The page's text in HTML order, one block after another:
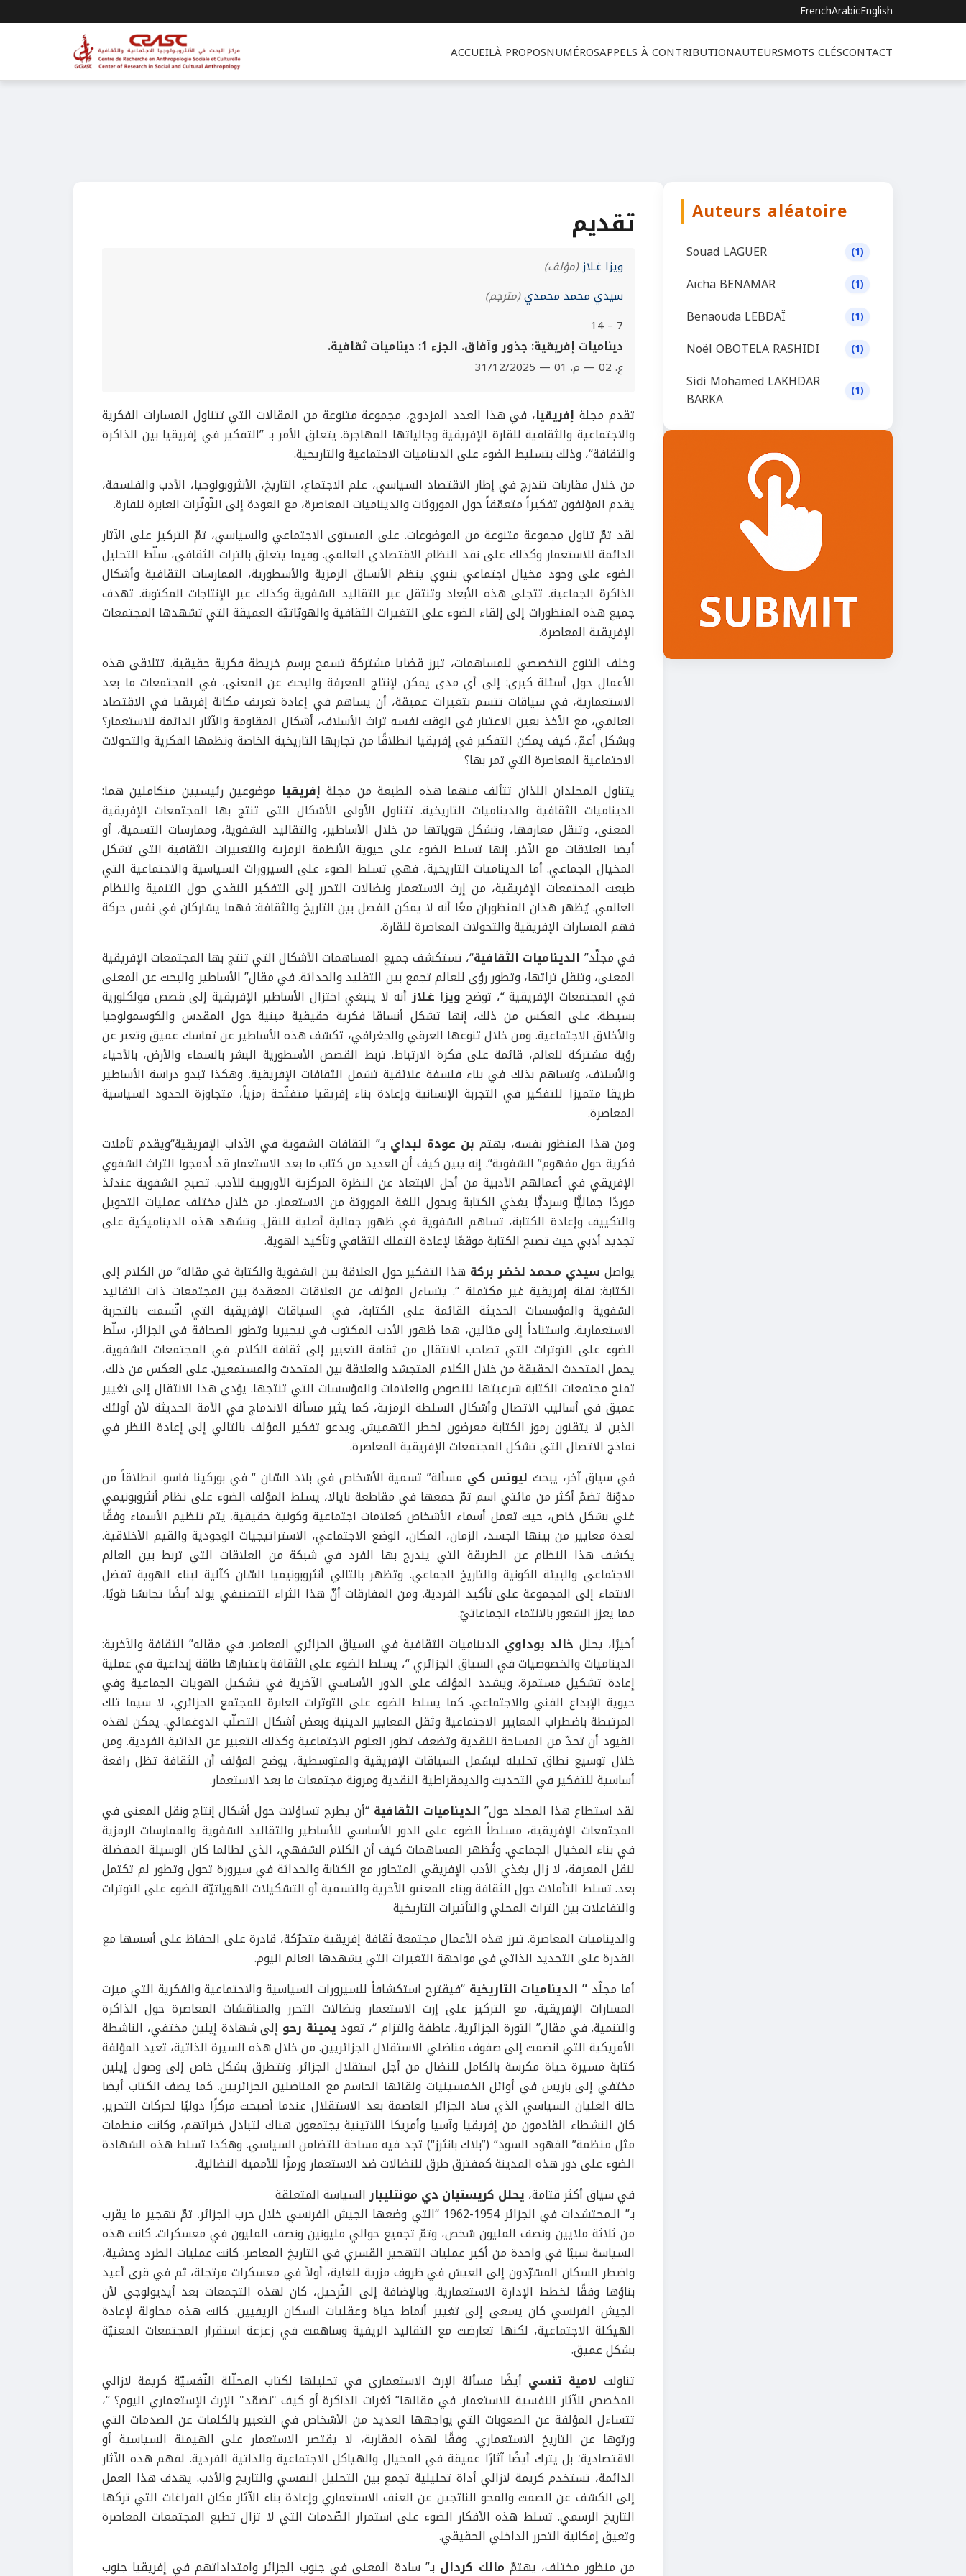
FrenchArabicEnglish
ACCUEILÀ PROPOSNUMÉROSAPPELS À CONTRIBUTIONAUTEURSMOTS CLÉSCONTACT
تقديم
ويزا غـلاز(مؤلف)
سيدي محمد محمدي(مترجم)
7 – 14
ديناميات إفريقية: جذور وآفاق. الجزء 1: ديناميات ثقافية.
ع. 02 — م. 01 — 31/12/2025
تقدم مجلة إفريقيا، في هذا العدد المزدوج، مجموعة متنوعة من المقالات التي تتناول المسارات الفكرية
والاجتماعية والثقافية للقارة الإفريقية وجالياتها المهاجرة. يتعلق الأمر بـ ”التفكير في إفريقيا بين الذاكرة
والثقافة“، وذلك بتسليط الضوء على الديناميات الاجتماعية والتاريخية.
من خلال مقاربات تندرج في إطار الاقتصاد السياسي، علم الاجتماع، التاريخ، الأنثروبولوجيا، الأدب والفلسفة،
يقدم المؤلفون تفكيراً متعمّقاً حول الموروثات والديناميات المعاصرة، مع العودة إلى التّوتّرات العابرة للقارة.
لقد تمّ تناول مجموعة متنوعة من الموضوعات. على المستوى الاجتماعي والسياسي، تمّ التركيز على الآثار
الدائمة للاستعمار وكذلك على نقد النظام الاقتصادي العالمي. وفيما يتعلق بالتراث الثقافي، سلّط التحليل
الضوء على وجود مخيال اجتماعي بنيوي ينظم الأنساق الرمزية والأسطورية، الممارسات الثقافية وأشكال
الذاكرة الجماعية. تتجلى هذه الأبعاد وتنتقل عبر التقاليد الشفوية وكذلك عبر الإنتاجات المكتوبة. تهدف
جميع هذه المنظورات إلى إلقاء الضوء على التغيرات الثقافية والهويّاتيّة العميقة التي تشهدها المجتمعات
الإفريقية المعاصرة.
وخلف التنوع التخصصي للمساهمات، تبرز قضايا مشتركة تسمح برسم خريطة فكرية حقيقية. تتلاقى هذه
الأعمال حول أسئلة كبرى: إلى أي مدى يمكن لإنتاج المعرفة والبحث عن المعنى، في المجتمعات ما بعد
الاستعمارية، في سياقات تتسم بتغيرات عميقة، أن يساهم في إعادة تعريف مكانة إفريقيا في الاقتصاد
العالمي، مع الأخذ بعين الاعتبار في الوقت نفسه تراث الأسلاف، أشكال المقاومة والآثار الدائمة للاستعمار؟
وبشكل أعمّ، كيف يمكن التفكير في إفريقيا انطلاقًا من تجاربها التاريخية الخاصة ونظمها الفكرية والتحولات
الاجتماعية المعاصرة التي تمر بها؟
يتناول المجلدان اللذان تتألف منهما هذه الطبعة من مجلة إفريقيا موضوعين رئيسيين متكاملين هما:
الديناميات الثقافية والديناميات التاريخية. تتناول الأولى الأشكال التي تنتج بها المجتمعات الإفريقية
المعنى، وتنقل معارفها، وتشكل هوياتها من خلال الأساطير، والتقاليد الشفوية، وممارسات التسمية، أو
أيضا العلاقات مع الآخر. إنها تسلط الضوء على حيوية الأنظمة الرمزية والتعبيرات الثقافية التي تشكل
المخيال الجماعي. أما الديناميات التاريخية، فهي تسلط الضوء على السيرورات السياسية والاجتماعية التي
طبعت المجتمعات الإفريقية، من إرث الاستعمار ونضالات التحرر إلى التفكير النقدي حول التنمية والنظام
العالمي. يُظهر هذان المنظوران معًا أنه لا يمكن الفصل بين التاريخ والثقافة: فهما يشاركان في نفس حركة
فهم المسارات الإفريقية والتحولات المعاصرة للقارة.
في مجلّد” الديناميات الثقافية“، تستكشف جميع المساهمات الأشكال التي تنتج بها المجتمعات الإفريقية
المعنى، وتنقل تراثها، وتطور رؤى للعالم تجمع بين التقليد والحداثة. في مقال” الأساطير والبحث عن المعنى
في المجتمعات الإفريقية “، توضح ويزا غـلازأنه لا ينبغي اختزال الأساطير الإفريقية إلى قصص فولكلورية
بسيطة. على العكس من ذلك، إنها تشكل أنساقا فكرية حقيقية مبنية حول المقدس والكوسمولوجيا
والأخلاق الاجتماعية. ومن خلال تنوعها العرقي والجغرافي، تكشف هذه الأساطير عن تماسك عميق وتعبر عن
رؤية مشتركة للعالم، قائمة على فكرة الارتباط. تربط القصص الأسطورية البشر بالسماء والأرض، بالأحياء
والأسلاف، وتساهم بذلك في بناء فلسفة علائقية تشمل الثقافات الإفريقية. وهكذا تبدو دراسة الأساطير
طريقا متميزا للتفكير في التجربة الإنسانية وإعادة بناء إفريقيا متفتّحة رمزياً، متجاوزة الحدود السياسية
المعاصرة.
ومن هذا المنظور نفسه، يهتم بن عودة لبداي بـ” الثقافات الشفوية في الآداب الإفريقية“ويقدم تأملات
فكرية حول مفهوم” الشفوية“. إنه يبين كيف أن العديد من كتاب ما بعد الاستعمار قد أدمجوا التراث الشفوي
الإفريقي في أعمالهم الأدبية من أجل الابتعاد عن النظرة المركزية الأوروبية للأدب. تصبح الشفوية عندئذ
موردًا جماليًّا وسرديًّا يغذي الكتابة ويحول اللغة الموروثة من الاستعمار. من خلال مختلف عمليات التحويل
والتكييف وإعادة الكتابة، تساهم الشفوية في ظهور جمالية أصلية للنقل. وتشهد هذه الديناميكية على
تجديد أدبي حيث تصبح الكتابة موقعًا لإعادة التملك الثقافي وتأكيد الهوية.
يواصل سيدي مـحمد لخضر بركة هذا التفكير حول العلاقة بين الشفوية والكتابة في مقاله” من الكلام إلى
الكتابة: نقلة إفريقية غير مكتملة “. يتساءل المؤلف عن العلاقات المعقدة بين المجتمعات ذات التقاليد
الشفوية والمؤسسات الحديثة القائمة على الكتابة، في السياقات الإفريقية التي اتّسمت بالتجربة
الاستعمارية. واستناداً إلى مثالين، هما ظهور الأدب المكتوب في نيجيريا وتطور الصحافة في الجزائر، سلّط
الضوء على التوترات التي تصاحب الانتقال من ثقافة التعبير إلى ثقافة الكلام. في المجتمعات الشفوية،
يحمل المتحدث الحقيقة من خلال الكلام المتجسّد والعلاقة بين المتحدث والمستمعين. على العكس من ذلك،
تمنح مجتمعات الكتابة شرعيتها للنصوص والعلامات والمؤسسات التي تنتجها. يؤدي هذا الانتقال إلى تغيير
عميق في أساليب الاتصال وأشكال السلطة الرمزية، كما يثير مسألة الاندماج في الأمة الحديثة لأن أولئك
الذين لا يتقنون رموز الكتابة معرضون لخطر التهميش. ويدعو تفكير المؤلف بالتالي إلى إعادة النظر في
نماذج الاتصال التي تشكل المجتمعات الإفريقية المعاصرة.
في سياق آخر، يبحث ليونس كي مسألة” تسمية الأشخاص في بلاد السّان “ في بوركينا فاسو. انطلاقاً من
مدوّنة تضمّ أكثر من مائتي اسم تمّ جمعها في مقاطعة نايالا، يسلط المؤلف الضوء على نظام أنثروبونيمي
غني بشكل خاص، حيث تعمل أسماء الأشخاص كعلامات اجتماعية وكونية حقيقية. يتم تنظيم الأسماء وفقًا
لعدة معايير من بينها الجسد، الزمان، المكان، الوضع الاجتماعي، الاستراتيجيات الوجودية والقيم الأخلاقية.
يكشف هذا النظام عن الطريقة التي يندرج بها الفرد في شبكة من العلاقات التي تربط بين العالم
الاجتماعي والبيئة الكونية والتاريخ الجماعي. وتظهر بالتالي أنثروبونيميا السّان كآلية لبناء الهوية تفضل
الانتماء إلى المجموعة على تأكيد الفردية. ومن المفارقات أنّ هذا الثراء التصنيفي يولد أيضًا تجانسًا قويًا،
مما يعزز الشعور بالانتماء الجماعاتيّ.
أخيرًا، يحلل خالد بوداوي الديناميات الثقافية في السياق الجزائري المعاصر. في مقاله” الثقافة والآخرية:
الديناميات والخصوصيات في السياق الجزائري “، يسلط الضوء على الثقافة باعتبارها طاقة إبداعية في عملية
إعادة تشكيل مستمرة. ويشدد المؤلف على الدور الأساسي الآخرية في تشكيل الهويات الجماعية وفي
حيوية الإبداع الفني والاجتماعي. كما يسلط الضوء على التوترات العابرة للمجتمع الجزائري، لا سيما تلك
المرتبطة باضطراب المعايير الاجتماعية وثقل المعايير الدينية وبعض أشكال التصلّب الدوغمائي. يمكن لهذه
القيود أن تحدّ من المساحة النقدية وتضعف تطور العلوم الاجتماعية وكذلك التعبير عن الذاتية الفردية. ومن
خلال توسيع نطاق تحليله ليشمل السياقات الإفريقية والمتوسطية، يوضح المؤلف أن الثقافة تظل رافعة
أساسية للتفكير في التحديث والديمقراطية النقدية ومرونة مجتمعات ما بعد الاستعمار.
لقد استطاع هذا المجلد حول”الديناميات الثقافية “أن يطرح تساؤلات حول أشكال إنتاج ونقل المعنى في
المجتمعات الإفريقية، مسلطاً الضوء على الدور الأساسي للأساطير والتقاليد الشفوية والممارسات الرمزية
في بناء المخيال الجماعي. وتُظهر المساهمات كيف أن الكلام الشفهي، الذي لطالما كان الوسيلة المفضلة
لنقل المعرفة، لا زال يغذي الأدب الإفريقي المتحاور مع الكتابة والحداثة في سيرورة تحول وتطور لم تكتمل
بعد. تسلط التأملات حول الثقافة وبناء المعنىو الآخرية والتسمية أو التشكيلات الهوياتيّة الضوء على التوترات
والتفاعلات بين التراث المحلي والتأثيرات التاريخية
والديناميات المعاصرة. تبرز هذه الأعمال مجتمعة ثقافة إفريقية متحرّكة، قادرة على الحفاظ على أسسها مع
القدرة على التجديد الذاتي في مواجهة التغيرات التي يشهدها العالم اليوم.
أما مجلّد ” الديناميات التاريخية “فيقترح استكشافاً للسيرورات السياسية والاجتماعية والفكرية التي ميزت
المسارات الإفريقية، مع التركيز على إرث الاستعمار ونضالات التحرر والمناقشات المعاصرة حول الذاكرة
والتنمية. في مقال” الثورة الجزائرية، عاطفة والتزام “، تعود يمينة رحو إلى شهادة إيلين مختفي، الناشطة
الأمريكية التي انضمت إلى صفوف مناضلي الاستقلال الجزائريين. من خلال هذه السيرة الذاتية، تعيد المؤلفة
كتابة مسيرة حياة مكرسة بالكامل للنضال من أجل استقلال الجزائر. وتتطرق بشكل خاص إلى وصول إيلين
مختفي إلى باريس في أوائل الخمسينيات ولقائها الحاسم مع المناضلين الجزائريين. كما يصف الكتاب أيضا
حالة الغليان السياسي الذي ساد الجزائر العاصمة بعد الاستقلال عندما أصبحت مركزًا دوليًا لحركات التحرير.
كان النشطاء القادمون من إفريقيا وآسيا وأمريكا اللاتينية يجتمعون هناك لتبادل خبراتهم، وكانت منظمات
مثل منظمة” الفهود السود“ (”بلاك بانثرز“) تجد فيه مساحة للتضامن السياسي. وهكذا تسلط هذه الشهادة
الضوء على دور هذه المدينة كمفترق طرق للنضالات ضد الاستعمار ورمزًا للأممية النضالية.
في سياق أكثر قتامة، يحلل كريستيان دي مونتليبارالسياسة المتعلقة
بـ” الـمحتشدات في الجزائر 1954-1962 “التي وضعها الجيش الفرنسي خلال حرب الجزائر. تمّ تهجير ما يقرب
من ثلاثة ملايين ونصف المليون شخص، وتمّ تجميع حوالي مليونين ونصف المليون في معسكرات. كانت هذه
السياسة سببًا في واحدة من أكبر عمليات التهجير القسري في التاريخ المعاصر. كانت عمليات الطرد وحشية،
واضطر السكان المشرّدون إلى العيش في ظروف مزرية للغاية، أولاً في معسكرات مرتجلة، ثم في قرى أعيد
بناؤها وفقًا لخطط الإدارة الاستعمارية. وبالإضافة إلى التّرحيل، كان لهذه التجمعات بعد أيديولوجي لأن
الجيش الفرنسي كان يسعى إلى تغيير أنماط حياة وعقليات السكان الريفيين. كانت هذه محاولة لإعادة
الهيكلة الاجتماعية، لكنها تعارضت مع التقاليد الريفية وساهمت في زعزعة استقرار المجتمعات المعنيّة
بشكل عميق.
تناولت لامية تنسي أيضًا مسألة الإرث الاستعماري في تحليلها لكتاب المحلّلة النّفسيّة كريمة لازالي
المخصص للآثار النفسية للاستعمار. في مقالها” ثغرات الذاكرة أو كيف "نضمّد" الإرث الإستعماري اليوم؟ “،
تتساءل المؤلفة عن الصعوبات التي يواجهها العديد من الأشخاص في التعبير بالكلمات عن الصدمات التي
ورثوها عن التاريخ الاستعماري. وفقًا لهذه المقاربة، لا يقتصر الاستعمار على الهيمنة السياسية أو
الاقتصادية؛ بل يترك أيضًا آثارًا عميقة في المخيال والهياكل الاجتماعية والذاتية الفردية. لفهم هذه الآثار
الدائمة، تستخدم كريمة لازالي أداة تحليلية تجمع بين التحليل النفسي والتاريخ والأدب. يهدف هذا العمل
إلى الكشف عن الصمت والمحو الناتجين عن العنف الاستعماري وإعادة بناء الآثار مكان الفراغات التي تركها
التاريخ الرسمي. تسلط هذه الأفكار الضوء على استمرار الصّدمات التي لا تزال تطبع المجتمعات المعاصرة
وتعيق إمكانية التحرر الداخلي الحقيقي.
من منظور مختلف، يهتمّ مالك كردال بـ” سادة المعنى في جنوب الجزائر وامتداداتهم في إفريقيا جنوب
Auteurs aléatoire
Souad LAGUER (1)
Aïcha BENAMAR (1)
Benaouda LEBDAÏ (1)
Noël OBOTELA RASHIDI (1)
Sidi Mohamed LAKHDAR
BARKA
(1)